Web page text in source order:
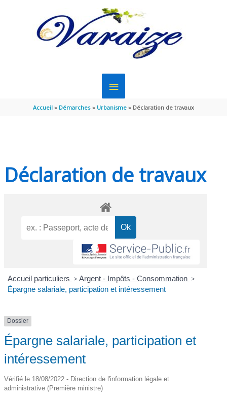
MENU
PRINCIPAL
Accueil Démarches Urbanisme Déclaration de travaux
Déclaration de travaux
Accueil particuliers > Argent - Impôts - Consommation >
Épargne salariale, participation et intéressement
Dossier
Épargne salariale, participation et
intéressement
Vérifié le 18/08/2022 - Direction de l'information légale et
administrative (Première ministre)